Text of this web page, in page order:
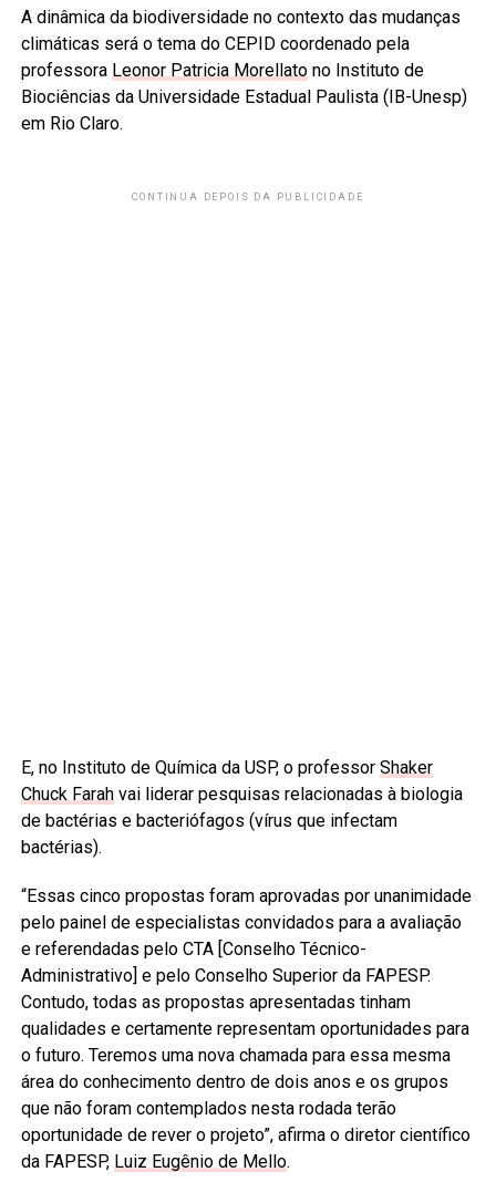
A dinâmica da biodiversidade no contexto das mudanças
climáticas será o tema do CEPID coordenado pela
professora Leonor Patricia Morellatono Instituto de
Biociências da Universidade Estadual Paulista (IB-Unesp)
em Rio Claro.
CONTINUA DEPOIS DA PUBLICIDADE
E, no Instituto de Química da USP, o professor Shaker
Chuck Farahvai liderar pesquisas relacionadas à biologia
de bactérias e bacteriófagos (vírus que infectam
bactérias).
“Essas cinco propostas foram aprovadas por unanimidade
pelo painel de especialistas convidados para a avaliação
e referendadas pelo CTA [Conselho Técnico-
Administrativo] e pelo Conselho Superior da FAPESP.
Contudo, todas as propostas apresentadas tinham
qualidades e certamente representam oportunidades para
o futuro. Teremos uma nova chamada para essa mesma
área do conhecimento dentro de dois anos e os grupos
que não foram contemplados nesta rodada terão
oportunidade de rever o projeto”, afirma o diretor científico
da FAPESP, Luiz Eugênio de Mello.